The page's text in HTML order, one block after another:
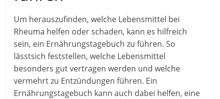
Um herauszufinden, welche Lebensmittel bei
Rheuma helfen oder schaden, kann es hilfreich
sein, ein Ernährungstagebuch zu führen. So
lässtsich feststellen, welche Lebensmittel
besonders gut vertragen werden und welche
vermehrt zu Entzündungen führen. Ein
Ernährungstagebuch kann auch dabei helfen, eine